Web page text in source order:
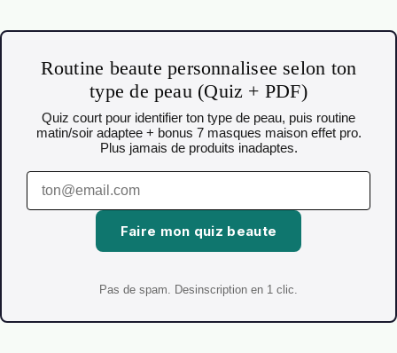
Routine beaute personnalisee selon ton
type de peau (Quiz + PDF)
Quiz court pour identifier ton type de peau, puis routine
matin/soir adaptee + bonus 7 masques maison effet pro.
Plus jamais de produits inadaptes.
Faire mon quiz beaute
Pas de spam. Desinscription en 1 clic.